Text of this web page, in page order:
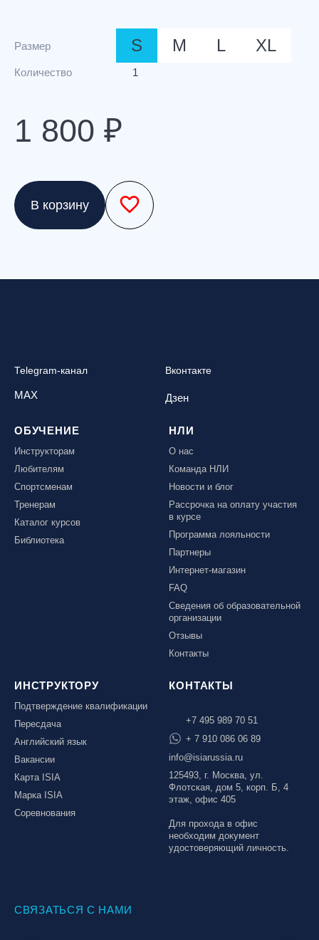
Размер S M L XL
Количество 1
1 800 ₽
В корзину
Telegram-канал Вконтакте
MAX Дзен
ОБУЧЕНИЕ
Инструкторам
Любителям
Спортсменам
Тренерам
Каталог курсов
Библиотека
НЛИ
О нас
Команда НЛИ
Новости и блог
Рассрочка на оплату участия
в курсе
Программа лояльности
Партнеры
Интернет-магазин
FAQ
Сведения об образовательной
организации
Отзывы
Контакты
ИНСТРУКТОРУ
Подтверждение квалификации
Пересдача
Английский язык
Вакансии
Карта ISIA
Марка ISIA
Соревнования
КОНТАКТЫ
+7 495 989 70 51
+ 7 910 086 06 89
info@isiarussia.ru
125493, г. Москва, ул.
Флотская, дом 5, корп. Б, 4
этаж, офис 405
Для прохода в офис
необходим документ
удостоверяющий личность.
СВЯЗАТЬСЯ С НАМИ